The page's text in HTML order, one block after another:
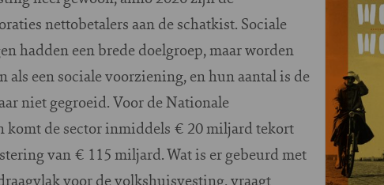
nettobetalers aan de schatkist. Sociale
hadden een brede doelgroep, maar worden
als een sociale voorziening, en hun aantal is de
niet gegroeid. Voor de Nationale
komt de sector inmiddels € 20 miljard tekort
van € 115 miljard. Wat is er gebeurd met
voor de volkshuisvesting, vraagt